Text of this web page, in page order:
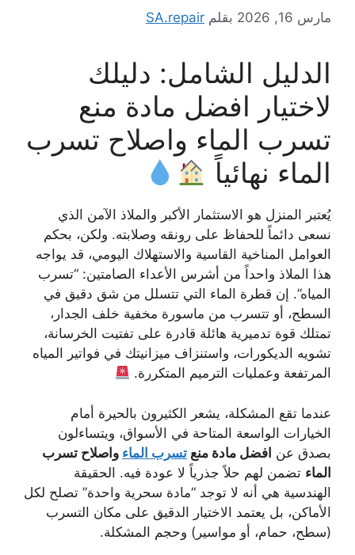
مارس 16, 2026 بقلم SA.repair
الدليل الشامل: دليلك
لاختيار افضل مادة منع
تسرب الماء واصلاح تسرب
الماء نهائياً
يُعتبر المنزل هو الاستثمار الأكبر والملاذ الآمن الذي
نسعى دائماً للحفاظ على رونقه وصلابته. ولكن، بحكم
العوامل المناخية القاسية والاستهلاك اليومي، قد يواجه
هذا الملاذ واحداً من أشرس الأعداء الصامتين: “تسرب
المياه”. إن قطرة الماء التي تتسلل من شق دقيق في
السطح، أو تتسرب من ماسورة مخفية خلف الجدار،
تمتلك قوة تدميرية هائلة قادرة على تفتيت الخرسانة،
تشويه الديكورات، واستنزاف ميزانيتك في فواتير المياه
المرتفعة وعمليات الترميم المتكررة.
عندما تقع المشكلة، يشعر الكثيرون بالحيرة أمام
الخيارات الواسعة المتاحة في الأسواق، ويتساءلون
بصدق عن افضل مادة منع تسرب الماء واصلاح تسرب
الماء تضمن لهم حلاً جذرياً لا عودة فيه. الحقيقة
الهندسية هي أنه لا توجد “مادة سحرية واحدة” تصلح لكل
الأماكن، بل يعتمد الاختيار الدقيق على مكان التسرب
(سطح، حمام، أو مواسير) وحجم المشكلة.